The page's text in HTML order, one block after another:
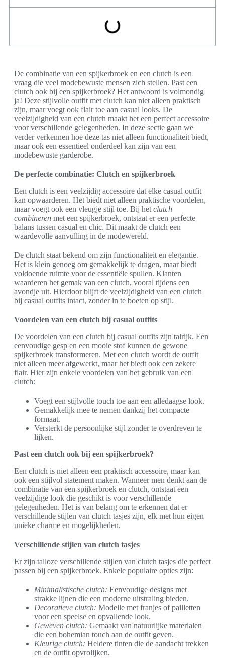
De combinatie van een spijkerbroek en een clutch is een
vraag die veel modebewuste mensen zich stellen. Past een
clutch ook bij een spijkerbroek? Het antwoord is volmondig
ja! Deze stijlvolle outfit met clutch kan niet alleen praktisch
zijn, maar voegt ook flair toe aan casual looks. De
veelzijdigheid van een clutch maakt het een perfect accessoire
voor verschillende gelegenheden. In deze sectie gaan we
verder verkennen hoe deze tas niet alleen functionaliteit biedt,
maar ook een essentieel onderdeel kan zijn van een
modebewuste garderobe.
De perfecte combinatie: Clutch en spijkerbroek
Een clutch is een veelzijdig accessoire dat elke casual outfit
kan opwaarderen. Het biedt niet alleen praktische voordelen,
maar voegt ook een vleugje stijl toe. Bij het clutch
combineren met een spijkerbroek, ontstaat er een perfecte
balans tussen casual en chic. Dit maakt de clutch een
waardevolle aanvulling in de modewereld.
De clutch staat bekend om zijn functionaliteit en elegantie.
Het is klein genoeg om gemakkelijk te dragen, maar biedt
voldoende ruimte voor de essentiële spullen. Klanten
waarderen het gemak van een clutch, vooral tijdens een
avondje uit. Hierdoor blijft de veelzijdigheid van een clutch
bij casual outfits intact, zonder in te boeten op stijl.
Voordelen van een clutch bij casual outfits
De voordelen van een clutch bij casual outfits zijn talrijk. Een
eenvoudige gesp en een mooie stof kunnen de gewone
spijkerbroek transformeren. Met een clutch wordt de outfit
niet alleen meer afgewerkt, maar het biedt ook een zekere
flair. Hier zijn enkele voordelen van het gebruik van een
clutch:
Voegt een stijlvolle touch toe aan een alledaagse look.
Gemakkelijk mee te nemen dankzij het compacte
formaat.
Versterkt de persoonlijke stijl zonder te overdreven te
lijken.
Past een clutch ook bij een spijkerbroek?
Een clutch is niet alleen een praktisch accessoire, maar kan
ook een stijlvol statement maken. Wanneer men denkt aan de
combinatie van een spijkerbroek en clutch, ontstaat een
veelzijdige look die geschikt is voor verschillende
gelegenheden. Het is van belang om te erkennen dat er
verschillende stijlen van clutch tasjes zijn, elk met hun eigen
unieke charme en mogelijkheden.
Verschillende stijlen van clutch tasjes
Er zijn talloze verschillende stijlen van clutch tasjes die perfect
passen bij een spijkerbroek. Enkele populaire opties zijn:
Minimalistische clutch: Eenvoudige designs met
strakke lijnen die een moderne uitstraling bieden.
Decoratieve clutch: Modelle met franjes of pailletten
voor een speelse en opvallende look.
Geweven clutch: Gemaakt van natuurlijke materialen
die een bohemian touch aan de outfit geven.
Kleurige clutch: Heldere tinten die de aandacht trekken
en de outfit opvrolijken.